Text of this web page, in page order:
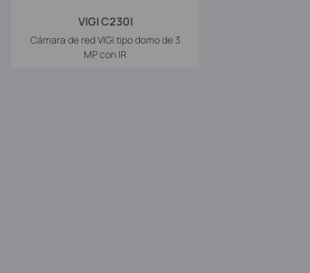
VIGI C230I
Cámara de red VIGI tipo domo de 3
MP con IR